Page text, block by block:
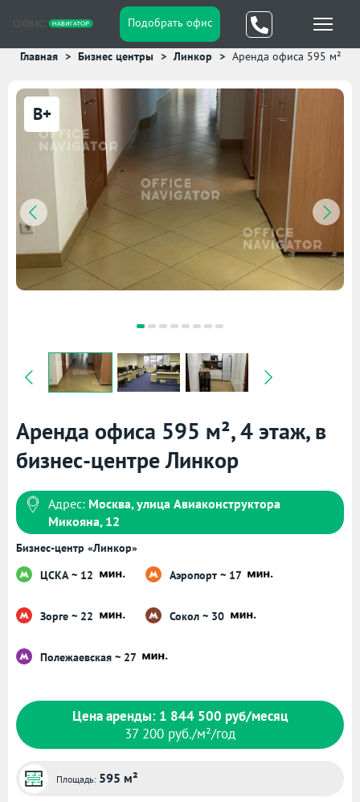
Подобрать офис
Главная Бизнес центры Линкор Аренда офиса 595 м²
B+
Аренда офиса 595 м², 4 этаж, в
бизнес-центре Линкор
Адрес: Москва, улица Авиаконструктора
Микояна, 12
Бизнес-центр «Линкор»
ЦСКА ~ 12
Аэропорт ~ 17
Зорге ~ 22 Сокол ~ 30
Полежаевская ~ 27
Цена аренды: 1 844 500 руб/месяц
37 200 руб./м²/год
Площадь: 595 м²